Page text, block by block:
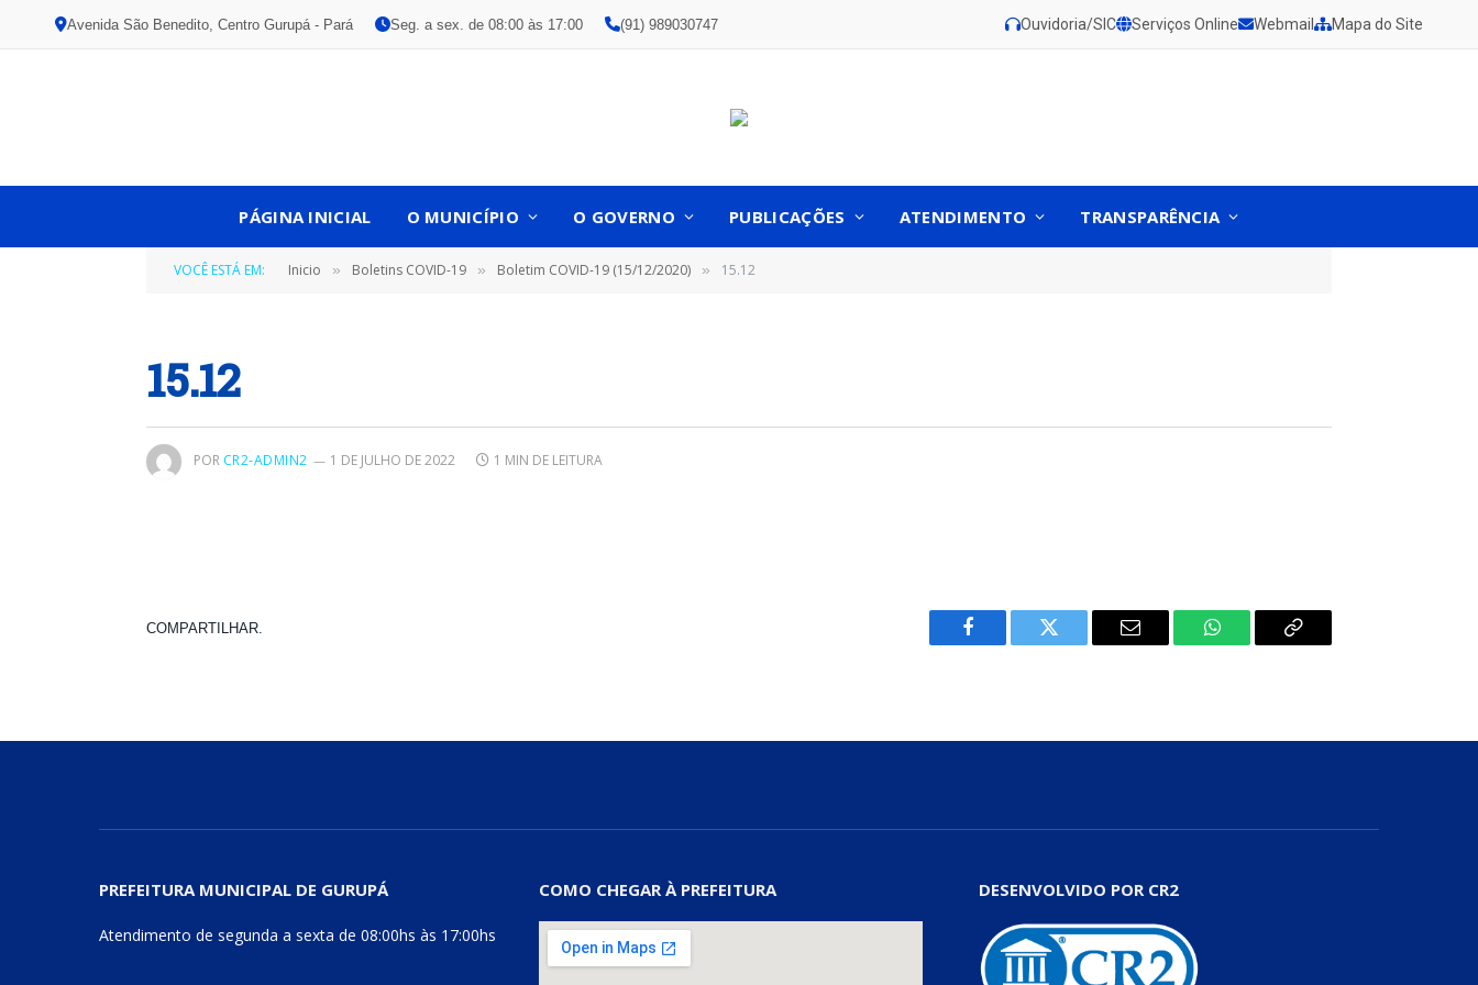
Avenida São Benedito, Centro Gurupá - Pará Seg. a sex. de 08:00 às 17:00 (91) 989030747 Ouvidoria/SIC Serviços Online Webmail Mapa do Site
PÁGINA INICIAL O MUNICÍPIO O GOVERNO PUBLICAÇÕES ATENDIMENTO TRANSPARÊNCIA
VOCÊ ESTÁ EM: Inicio » Boletins COVID-19 » Boletim COVID-19 (15/12/2020) » 15.12
15.12
POR CR2-ADMIN2 1 DE JULHO DE 2022 1 MIN DE LEITURA
COMPARTILHAR.
Facebook Twitter
E-
WhatsAppCopiar
PREFEITURA MUNICIPAL DE GURUPÁ
Atendimento de segunda a sexta de 08:00hs às 17:00hs
COMO CHEGAR À PREFEITURA DESENVOLVIDO POR CR2